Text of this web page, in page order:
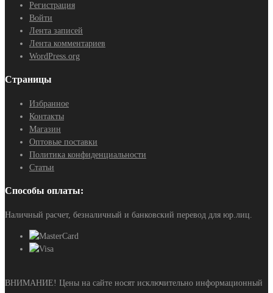
Регистрация
Войти
Лента записей
Лента комментариев
WordPress.org
Страницы
Избранное
Контакты
Магазин
Оптовые поставки
Политика конфиденциальности
Статьи
Способы оплаты:
Наличный расчет, безналичный и банковский перевод для юр.лиц.
ВНИМАНИЕ! Цены на сайте носят исключительно информационный